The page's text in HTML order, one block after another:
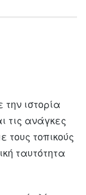
την ιστορία
τις ανάγκες
τους τοπικούς
ταυτότητα